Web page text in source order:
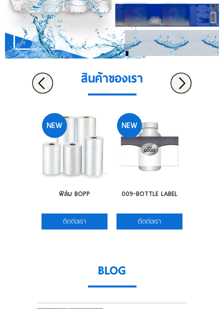
สินค้าของเรา
NEW
ฟิล์ม BOPP
ติดต่อเรา
NEW
009-BOTTLE LABEL
ติดต่อเรา
BLOG